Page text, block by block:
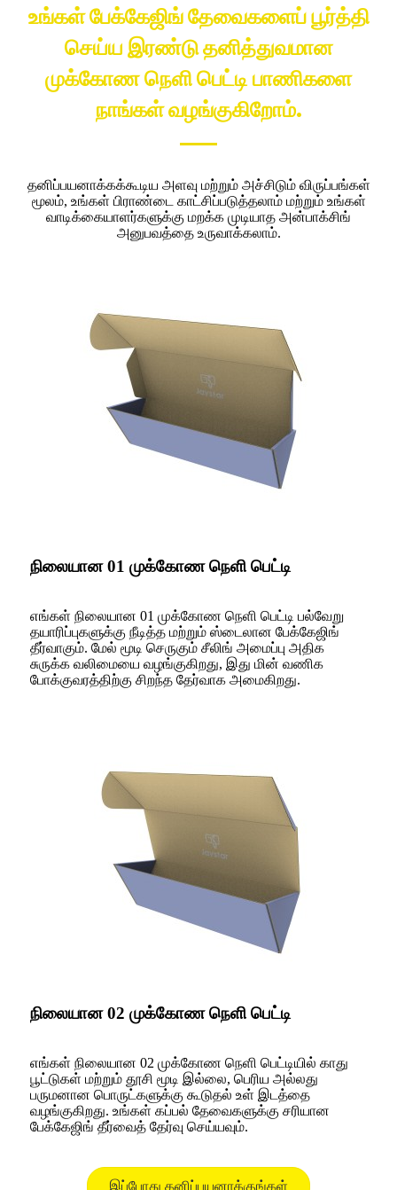
உங்கள் பேக்கேஜிங் தேவைகளைப் பூர்த்தி
செய்ய இரண்டு தனித்துவமான
முக்கோண நெளி பெட்டி பாணிகளை
நாங்கள் வழங்குகிறோம்.
தனிப்பயனாக்கக்கூடிய அளவு மற்றும் அச்சிடும் விருப்பங்கள்
மூலம், உங்கள் பிராண்டை காட்சிப்படுத்தலாம் மற்றும் உங்கள்
வாடிக்கையாளர்களுக்கு மறக்க முடியாத அன்பாக்சிங்
அனுபவத்தை உருவாக்கலாம்.
நிலையான 01 முக்கோண நெளி பெட்டி
எங்கள் நிலையான 01 முக்கோண நெளி பெட்டி பல்வேறு
தயாரிப்புகளுக்கு நீடித்த மற்றும் ஸ்டைலான பேக்கேஜிங்
தீர்வாகும். மேல் மூடி செருகும் சீலிங் அமைப்பு அதிக
சுருக்க வலிமையை வழங்குகிறது, இது மின் வணிக
போக்குவரத்திற்கு சிறந்த தேர்வாக அமைகிறது.
நிலையான 02 முக்கோண நெளி பெட்டி
எங்கள் நிலையான 02 முக்கோண நெளி பெட்டியில் காது
பூட்டுகள் மற்றும் தூசி மூடி இல்லை, பெரிய அல்லது
பருமனான பொருட்களுக்கு கூடுதல் உள் இடத்தை
வழங்குகிறது. உங்கள் கப்பல் தேவைகளுக்கு சரியான
பேக்கேஜிங் தீர்வைத் தேர்வு செய்யவும்.
இப்போது தனிப்பயனாக்குங்கள்